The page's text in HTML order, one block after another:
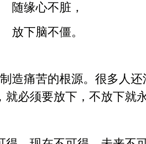
随缘心不脏，
放下脑不僵。
造痛苦的根源。很多人
必须要放下，不放下就